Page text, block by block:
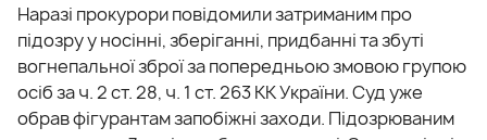
Наразі прокурори повідомили затриманим про
підозру у носінні, зберіганні, придбанні та збуті
вогнепальної зброї за попередньою змовою групою
осіб за ч. 2 ст. 28, ч. 1 ст. 263 КК України. Суд уже
обрав фігурантам запобіжні заходи. Підозрюваним